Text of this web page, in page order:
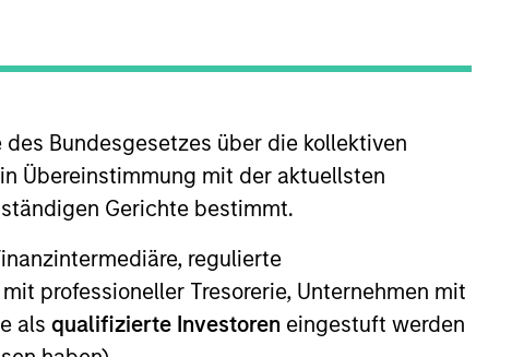
des Bundesgesetzes über die kollektiven
Übereinstimmung mit der aktuellsten
Gerichte bestimmt.
regulierte
professioneller Tresorerie, Unternehmen mit
als qualifizierte Investoren eingestuft werden
Board Membership
Investment Team
Morgan Stanley Expansion Capital